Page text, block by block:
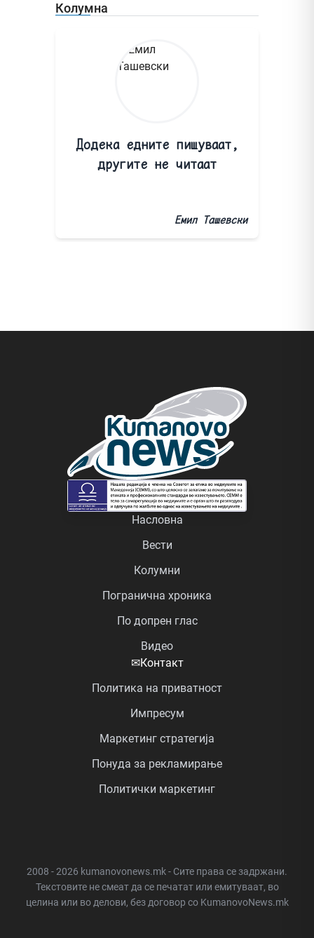
Колумна
Додека едните пишуваат,
другите не читаат
Емил Ташевски
Насловна
Вести
Колумни
Погранична хроника
По допрен глас
Видео
✉Контакт
Политика на приватност
Импресум
Маркетинг стратегија
Понуда за рекламирање
Политички маркетинг
2008 - 2026 kumanovonews.mk - Сите права се задржани.
Текстовите не смеат да се печатат или емитуваат, во
целина или во делови, без договор со KumanovoNews.mk